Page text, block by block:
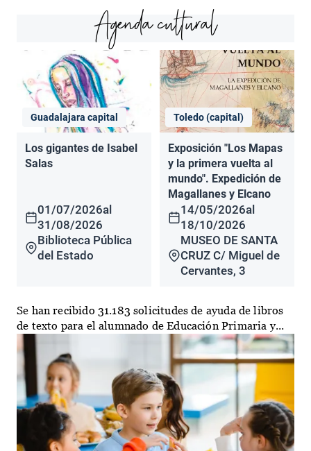
Agenda cultural
Guadalajara capital
Los gigantes de Isabel
Salas
01/07/2026al
31/08/2026
Biblioteca Pública
del Estado
Toledo (capital)
Exposición "Los Mapas
y la primera vuelta al
mundo". Expedición de
Magallanes y Elcano
14/05/2026al
18/10/2026
MUSEO DE SANTA
CRUZ C/ Miguel de
Cervantes, 3
Se han recibido 31.183 solicitudes de ayuda de libros
de texto para el alumnado de Educación Primaria y...